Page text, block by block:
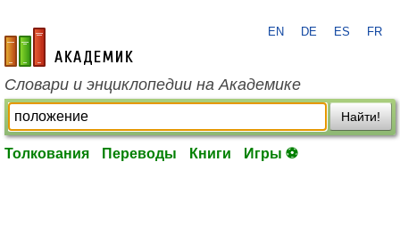
academic.ru
EN DE ES FR
Словари и энциклопедии на Академике
Найти!
Толкования Переводы Книги Игры ⚽